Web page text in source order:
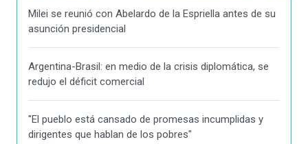
Milei se reunió con Abelardo de la Espriella antes de su
asunción presidencial
Argentina-Brasil: en medio de la crisis diplomática, se
redujo el déficit comercial
"El pueblo está cansado de promesas incumplidas y
dirigentes que hablan de los pobres"